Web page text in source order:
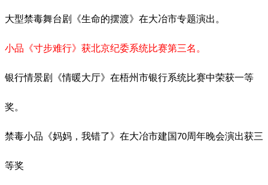
大型禁毒舞台剧《生命的摆渡》在大冶市专题演出。
小品《寸步难行》获北京纪委系统比赛第三名。
银行情景剧《情暖大厅》在梧州市银行系统比赛中荣获一等
奖。
禁毒小品《妈妈，我错了》在大冶市建国70周年晚会演出获三
等奖